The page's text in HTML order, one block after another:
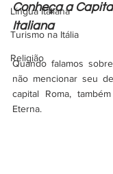
Língua Italiana
Turismo na Itália
Religião
Conheça a
Italiana
Quando falamos
não mencionar seu
capital Roma,
Eterna.